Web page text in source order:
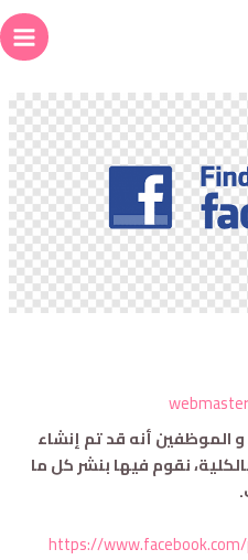
الموظفين أنه قد تم إنشاء
نقوم فيها بنشر كل ما
https://